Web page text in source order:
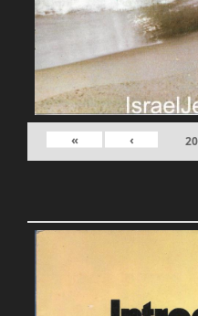
20
›
»